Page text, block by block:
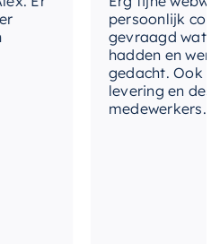
persoonlijk contact
gevraagd wat we
hadden en werd
gedacht. Ook in de
levering en
medewerkers. Wij